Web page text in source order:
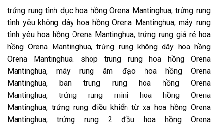
trứng rung tình dục hoa hồng Orena Mantinghua,trứng rung
tình yêu không dây hoa hồng Orena Mantinghua,máy rung
tình yêu hoa hồng Orena Mantinghua,trứng rung giá rẻ hoa
hồng Orena Mantinghua,trứng rung không dây hoa hồng
Orena Mantinghua, shop trung rung hoa hồng Orena
Mantinghua,máy rung âm đạo hoa hồng Orena
Mantinghua, ban trung rung hoa hồng Orena
Mantinghua,trứng rung mini hoa hồng Orena
Mantinghua, trứng rung điều khiển từ xa hoa hồng Orena
Mantinghua, trứng rung 2 đầu hoa hồng Orena